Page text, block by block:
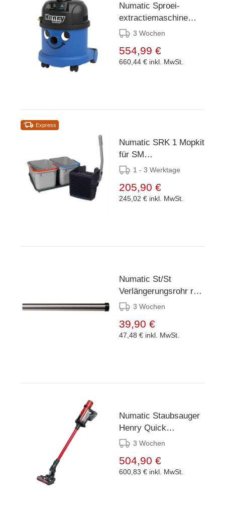
Numatic Sproei-
extractiemaschine
Staubsauger Henry
mit Kit AS6
3 Wochen
554,99 €
660,44 € inkl. MwSt.
Express
Numatic SRK 1 Mopkit
für SM
Reinigungswagen
1 - 3 Werktage
205,90 €
245,02 € inkl. MwSt.
Numatic St/St
Verlängerungsrohr ref
NVA-601008
3 Wochen
39,90 €
47,48 € inkl. MwSt.
Numatic Staubsauger
Henry Quick
HEN100R rot
3 Wochen
504,90 €
600,83 € inkl. MwSt.